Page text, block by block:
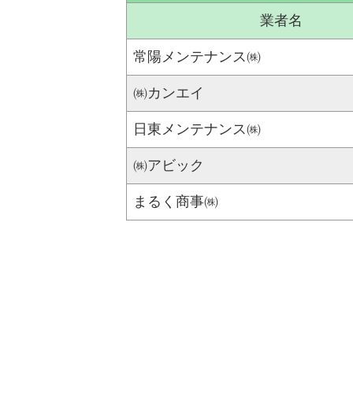
業者名
常陽メンテナンス㈱
㈱カンエイ
日東メンテナンス㈱
㈱アビック
まるく商事㈱